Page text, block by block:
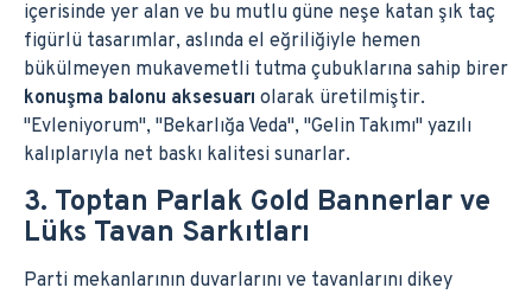
içerisinde yer alan ve bu mutlu güne neşe katan şık taç
figürlü tasarımlar, aslında el eğriliğiyle hemen
bükülmeyen mukavemetli tutma çubuklarına sahip birer
konuşma balonu aksesuarı olarak üretilmiştir.
"Evleniyorum", "Bekarlığa Veda", "Gelin Takımı" yazılı
kalıplarıyla net baskı kalitesi sunarlar.
3. Toptan Parlak Gold Bannerlar ve
Lüks Tavan Sarkıtları
Parti mekanlarının duvarlarını ve tavanlarını dikey